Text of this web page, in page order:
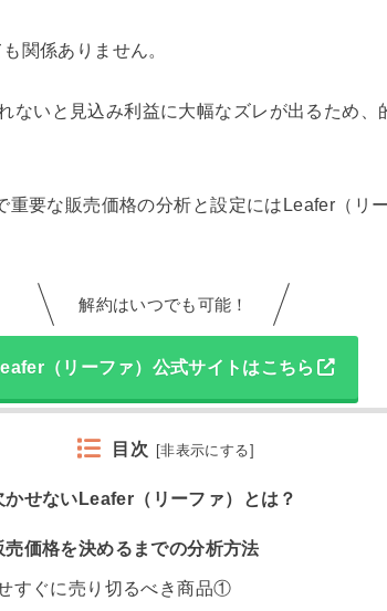
関係ありません。
ないと見込み利益に大幅なズレが出るため、
重要な販売価格の分析と設定にはLeafer（リ
解約はいつでも可能！
（リーファ）公式サイトはこちら
目次 [非表示にする
せないLeafer（リーファ）とは？
価格を決めるまでの分析方法
すぐに売り切るべき商品①